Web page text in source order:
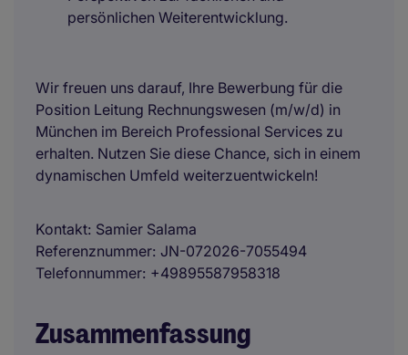
persönlichen Weiterentwicklung.
Wir freuen uns darauf, Ihre Bewerbung für die
Position Leitung Rechnungswesen (m/w/d) in
München im Bereich Professional Services zu
erhalten. Nutzen Sie diese Chance, sich in einem
dynamischen Umfeld weiterzuentwickeln!
Kontakt Samier Salama
Referenznummer JN-072026-7055494
Telefonnummer +49895587958318
Zusammenfassung